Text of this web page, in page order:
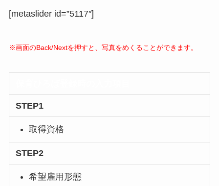
[metaslider id=”5117″]
※画面のBack/Nextを押すと、写真をめくることができます。
STEP1
取得資格
STEP2
希望雇用形態